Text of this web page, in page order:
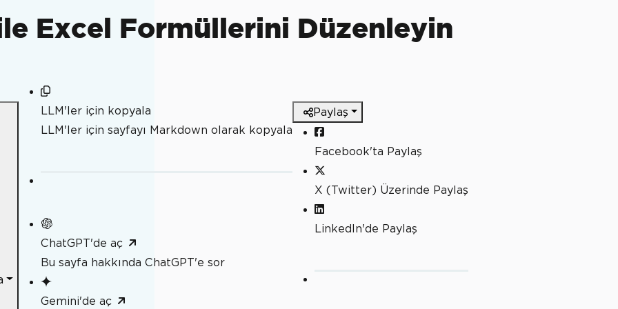
Excel Formüllerini Düzenleyin
LLM'ler için kopyala
LLM'ler için sayfayı Markdown olarak kopyala
ChatGPT'de aç
Bu sayfa hakkında ChatGPT'e sor
Gemini'de aç
Paylaş
Facebook'ta Paylaş
X (Twitter) Üzerinde Paylaş
LinkedIn'de Paylaş